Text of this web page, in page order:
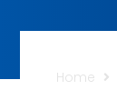
Home